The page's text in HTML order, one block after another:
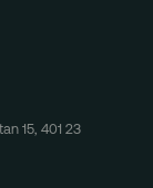
15, 401 23